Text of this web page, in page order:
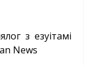
з езуітамі
News